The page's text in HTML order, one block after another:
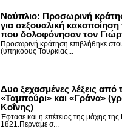
Ναύπλιο: Προσωρινή
για σεξουαλική
που δολοφόνησαν τον
Προσωρινή κράτηση επιβλήθηκε
(υπηκόους Τουρκίας...
Δυο ξεχασμένες λέξεις από
«Ταμπούρι» και «Γράνα»
Κοΐνης)
Έφτασε και η επέτειος της μάχης
1821.Περνάμε σ...